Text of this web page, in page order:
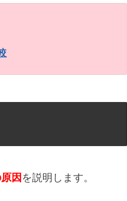
因 を説明します。